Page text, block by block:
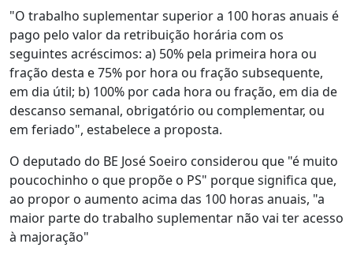
"O trabalho suplementar superior a 100 horas anuais é
pago pelo valor da retribuição horária com os
seguintes acréscimos: a) 50% pela primeira hora ou
fração desta e 75% por hora ou fração subsequente,
em dia útil; b) 100% por cada hora ou fração, em dia de
descanso semanal, obrigatório ou complementar, ou
em feriado", estabelece a proposta.
O deputado do BE José Soeiro considerou que "é muito
poucochinho o que propõe o PS" porque significa que,
ao propor o aumento acima das 100 horas anuais, "a
maior parte do trabalho suplementar não vai ter acesso
à majoração"